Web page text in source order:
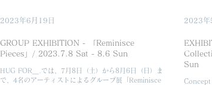
GROUP EXHIBITION - 「Reminisce
Pieces」/ 2023.7.8 Sat - 8.6 Sun
HUG FOR＿.では、7月8日（土）から8月6日（日）ま
で、4名のアーティストによるグループ展「Reminisce
2023年6月19日
Sun
Concept drawing ⁡ HUG FOR＿.では、5月27日
2023年